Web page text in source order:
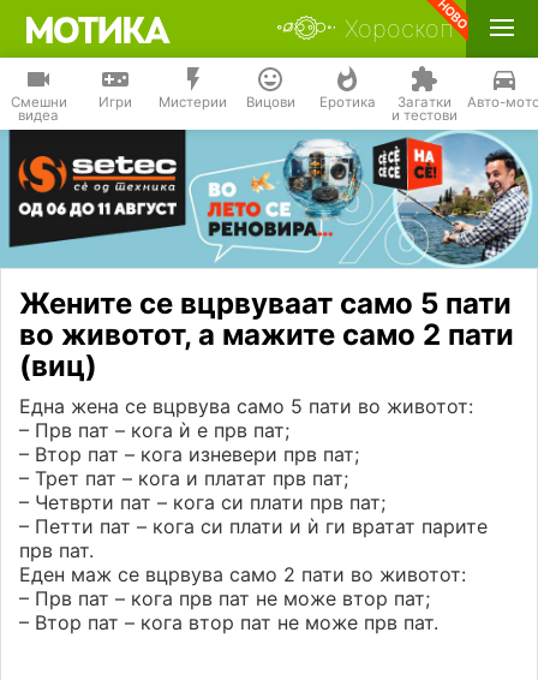
Хороскоп
Смешни
видеа
Игри Мистерии Вицови Еротика Загатки
и тестови
Авто-
Жените се вцрвуваат само 5 пати
во животот, а мажите само 2 пати
(виц)
Една жена се вцрвува само 5 пати во животот:
– Прв пат – кога ѝ е прв пат;
– Втор пат – кога изневери прв пат;
– Трет пат – кога и платат прв пат;
– Четврти пат – кога си плати прв пат;
– Петти пат – кога си плати и ѝ ги вратат парите
прв пат.
Еден маж се вцрвува само 2 пати во животот:
– Прв пат – кога прв пат не може втор пат;
– Втор пат – кога втор пат не може прв пат.